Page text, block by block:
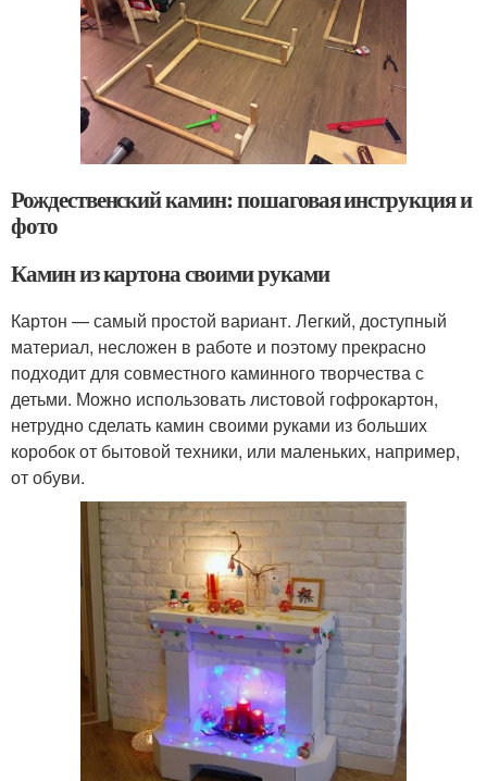
Рождественский камин: пошаговая инструкция и
фото
Камин из картона своими руками
Картон — самый простой вариант. Легкий, доступный
материал, несложен в работе и поэтому прекрасно
подходит для совместного каминного творчества с
детьми. Можно использовать листовой гофрокартон,
нетрудно сделать камин своими руками из больших
коробок от бытовой техники, или маленьких, например,
от обуви.